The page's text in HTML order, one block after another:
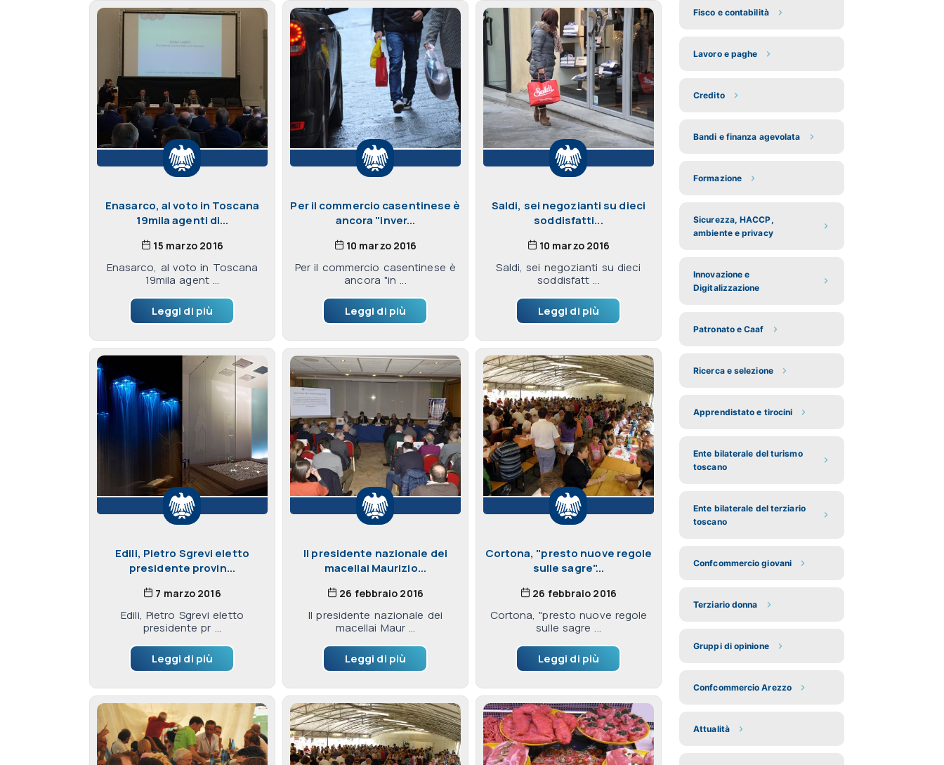
Enasarco, al voto in Toscana
19mila agenti di...
15 marzo 2016
Enasarco, al voto in Toscana
19mila agent ...
Leggi di più
Per il commercio casentinese è
ancora "inver...
10 marzo 2016
Per il commercio casentinese è
ancora "in ...
Leggi di più
Saldi, sei negozianti su dieci
soddisfatti...
10 marzo 2016
Saldi, sei negozianti su dieci
soddisfatt ...
Leggi di più
Edili, Pietro Sgrevi eletto
presidente provin...
7 marzo 2016
Edili, Pietro Sgrevi eletto
presidente pr ...
Leggi di più
Il presidente nazionale dei
macellai Maurizio...
26 febbraio 2016
Il presidente nazionale dei
macellai Maur ...
Leggi di più
Cortona, "presto nuove regole
sulle sagre"...
26 febbraio 2016
Cortona, "presto nuove regole
sulle sagre ...
Leggi di più
Fisco e contabilità
Lavoro e paghe
Credito
Bandi e finanza agevolata
Formazione
Sicurezza, HACCP,
ambiente e privacy
Innovazione e
Digitalizzazione
Patronato e Caaf
Ricerca e selezione
Apprendistato e tirocini
Ente bilaterale del turismo
toscano
Ente bilaterale del terziario
toscano
Confcommercio giovani
Terziario donna
Gruppi di opinione
Confcommercio Arezzo
Attualità